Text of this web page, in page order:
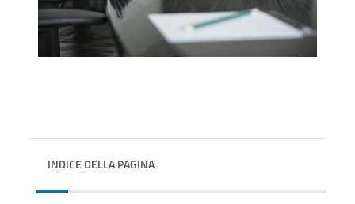
INDICE DELLA PAGINA